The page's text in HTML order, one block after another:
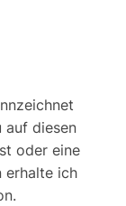
auf diesen
oder eine
erhalte ich